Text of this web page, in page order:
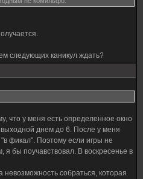
следующих каникул ждать?
что у меня есть определенное окно
днем до 6. После у меня
фикал". Поэтому если игры не
я бы поучавствовал. В воскресенье в
собраться, которая